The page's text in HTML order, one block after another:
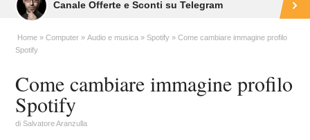
Canale Offerte e Sconti su Telegram
Home Computer Audio e musica Spotify
Come cambiare immagine profilo
Spotify
Come cambiare immagine profilo
Spotify
diSalvatore Aranzulla